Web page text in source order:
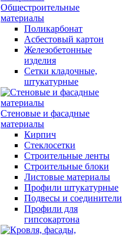
Общестроительные
материалы
Поликарбонат
Асбестовый картон
Железобетонные
изделия
Сетки кладочные,
штукатурные
Стеновые и фасадные
материалы
Кирпич
Стеклосетки
Строительные ленты
Строительные блоки
Листовые материалы
Профили штукатурные
Подвесы и соединители
Профили для
гипсокартона